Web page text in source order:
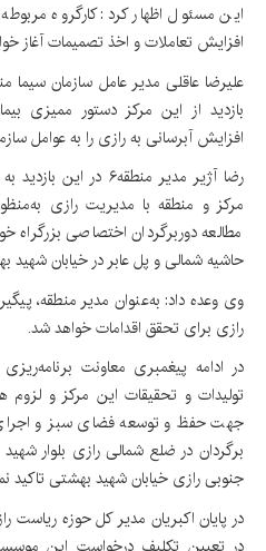
این مسئول اظهار کرد: کارگروه
افزایش تعاملات و اخذ تصمیمات آغاز
علیرضا عاقلی مدیر عامل سازمان
بازدید از این مرکز دستور ممیزی
افزایش آبرسانی به رازی را به عوامل
رضا آژیر مدیر منطقه۶
مرکز و منطقه با مدیریت رازی
مطالعه دوربرگردان اختصاصی بزرگراه
حاشیه شمالی و پل عابر در خیابان شهید
وی وعده داد: به‌عنوان مدیر منطقه،
رازی برای تحقق اقدامات خواهد شد.
در ادامه پیغمبری معاونت
تولیدات و تحقیقات این مرکز و
جهت حفظ و توسعه فضای سبز و اجرای
برگردان در ضلع شمالی رازی بلوار
جنوبی رازی خیابان شهید بهشتی تاکید
در پایان اکبریان مدیر کل حوزه